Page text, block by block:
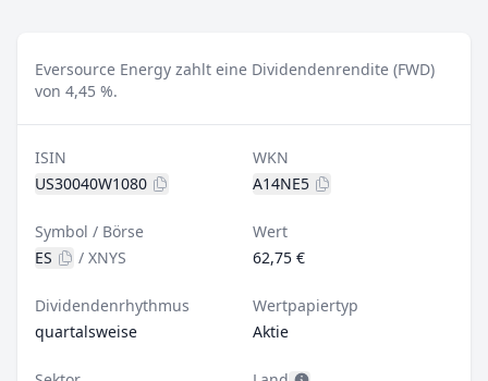
Eversource Energy zahlt eine Dividendenrendite (FWD)
von 4,45 %.
ISIN
US30040W1080
WKN
A14NE5
Symbol / Börse
ES
/ XNYS
Wert
62,75 €
Dividendenrhythmus
quartalsweise
Wertpapiertyp
Aktie